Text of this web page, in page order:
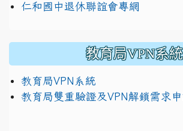
仁和國中退休聯誼會專網
教育局VPN系統
教育局VPN系統
教育局雙重驗證及VPN解鎖需求